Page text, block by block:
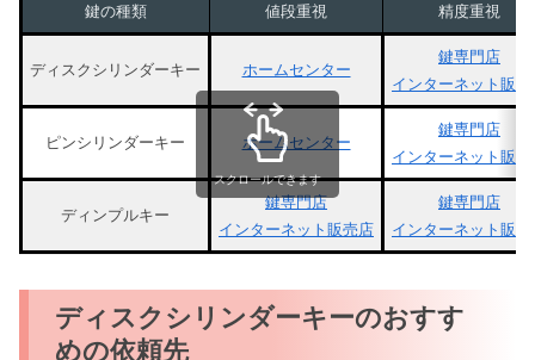
鍵の種類 値段重視 精度重視
ディスクシリンダーキー ホームセンター
鍵専門店
インターネット販売
ピンシリンダーキー ホームセンター
鍵専門店
インターネット販売
ディンプルキー
鍵専門店
インターネット販売店
鍵専門店
インターネット販売
スクロールできます
ディスクシリンダーキーのおすす
めの依頼先